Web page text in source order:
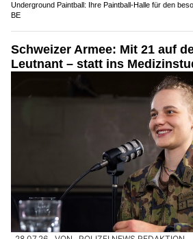
Underground Paintball: Ihre Paintball-Halle für den
BE
Schweizer Armee: Mit 21 auf
Leutnant – statt ins